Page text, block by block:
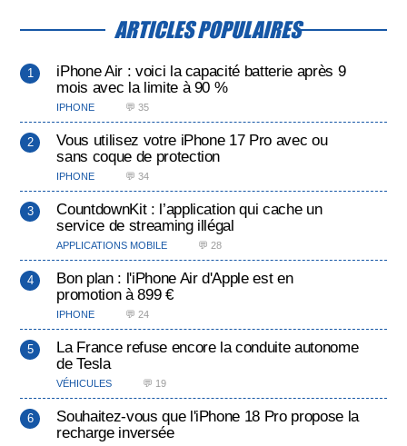
ARTICLES POPULAIRES
iPhone Air : voici la capacité batterie après 9
mois avec la limite à 90 %
IPHONE 💬 35
Vous utilisez votre iPhone 17 Pro avec ou
sans coque de protection
IPHONE 💬 34
CountdownKit : l’application qui cache un
service de streaming illégal
APPLICATIONS MOBILE 💬 28
Bon plan : l'iPhone Air d'Apple est en
promotion à 899 €
IPHONE 💬 24
La France refuse encore la conduite autonome
de Tesla
VÉHICULES 💬 19
Souhaitez-vous que l'iPhone 18 Pro propose la
recharge inversée